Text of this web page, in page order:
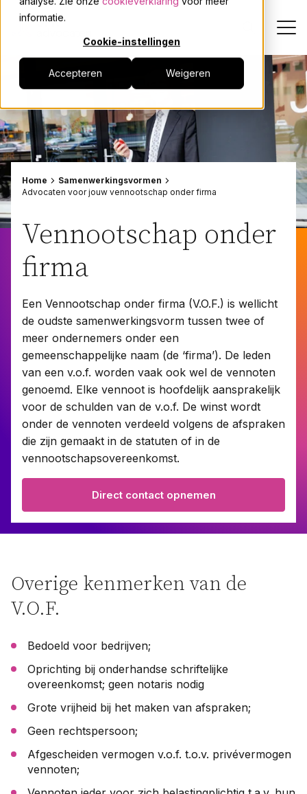
informatie.
Cookie-instellingen
Accepteren Weigeren
Dienstverlening
Onze mensen
Actueel
Events
Contact
Taal:
Home
Samenwerkingsvormen
Advocaten voor jouw vennootschap onder firma
Vennootschap onder
firma
Een Vennootschap onder firma (V.O.F.) is wellicht
de oudste samenwerkingsvorm tussen twee of
meer ondernemers onder een
gemeenschappelijke naam (de ‘firma’). De leden
van een v.o.f. worden vaak ook wel de vennoten
genoemd. Elke vennoot is hoofdelijk aansprakelijk
voor de schulden van de v.o.f. De winst wordt
onder de vennoten verdeeld volgens de afspraken
die zijn gemaakt in de statuten of in de
vennootschapsovereenkomst.
Direct contact opnemen
Overige kenmerken van de
V.O.F.
Bedoeld voor bedrijven;
Oprichting bij onderhandse schriftelijke
overeenkomst; geen notaris nodig
Grote vrijheid bij het maken van afspraken;
Geen rechtspersoon;
Afgescheiden vermogen v.o.f. t.o.v. privévermogen
vennoten;